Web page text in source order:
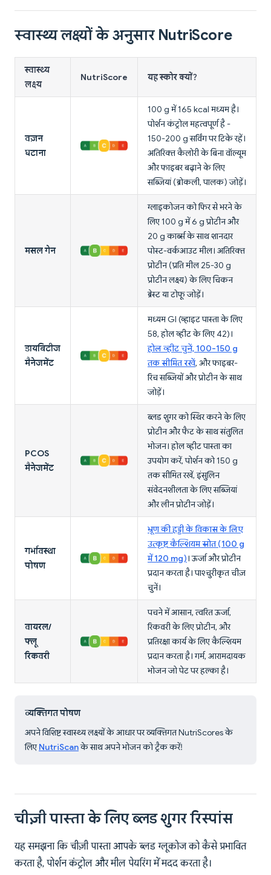
स्वास्थ्य लक्ष्यों के अनुसार NutriScore
स्वास्थ्य
लक्ष्य
NutriScore यह स्कोर क्यों?
वज़न
घटाना
100 g में 165 kcal मध्यम है।
पोर्शन कंट्रोल महत्वपूर्ण है -
150-200 g सर्विंग पर टिके रहें।
अतिरिक्त कैलोरी के बिना वॉल्यूम
और फाइबर बढ़ाने के लिए
सब्जियां (ब्रोकली, पालक) जोड़ें।
मसल गेन
ग्लाइकोजन को फिर से भरने के
लिए 100 g में 6 g प्रोटीन और
20 g कार्ब्स के साथ शानदार
पोस्ट-वर्कआउट मील। अतिरिक्त
प्रोटीन (प्रति मील 25-30 g
प्रोटीन लक्ष्य) के लिए चिकन
ब्रेस्ट या टोफू जोड़ें।
डायबिटीज
मैनेजमेंट
मध्यम GI (व्हाइट पास्ता के लिए
58, होल व्हीट के लिए 42)।
होल व्हीट चुनें, 100-150 g
तक सीमित रखें, और फाइबर-
रिच सब्जियों और प्रोटीन के साथ
जोड़ें।
PCOS
मैनेजमेंट
ब्लड शुगर को स्थिर करने के लिए
प्रोटीन और फैट के साथ संतुलित
भोजन। होल व्हीट पास्ता का
उपयोग करें, पोर्शन को 150 g
तक सीमित रखें, इंसुलिन
संवेदनशीलता के लिए सब्जियां
और लीन प्रोटीन जोड़ें।
गर्भावस्था
पोषण
भ्रूण की हड्डी के विकास के लिए
उत्कृष्ट कैल्शियम स्रोत (100 g
में 120 mg)। ऊर्जा और प्रोटीन
प्रदान करता है। पाश्चुरीकृत चीज़
चुनें।
वायरल/
फ्लू
रिकवरी
पचने में आसान, त्वरित ऊर्जा,
रिकवरी के लिए प्रोटीन, और
प्रतिरक्षा कार्य के लिए कैल्शियम
प्रदान करता है। गर्म, आरामदायक
भोजन जो पेट पर हल्का है।
व्यक्तिगत पोषण
अपने विशिष्ट स्वास्थ्य लक्ष्यों के आधार पर व्यक्तिगत NutriScores के
लिए NutriScanके साथ अपने भोजन को ट्रैक करें!
चीज़ी पास्ता के लिए ब्लड शुगर रिस्पांस
यह समझना कि चीज़ी पास्ता आपके ब्लड ग्लूकोज को कैसे प्रभावित
करता है, पोर्शन कंट्रोल और मील पेयरिंग में मदद करता है।